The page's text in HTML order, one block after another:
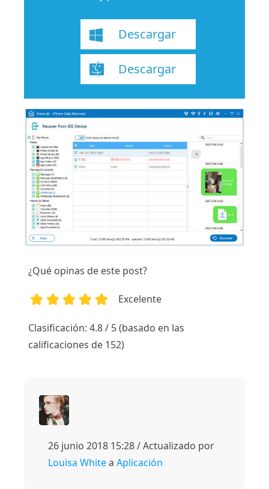
Descargar
Descargar
¿Qué opinas de este post?
Excelente
Clasificación: 4.8 / 5 (basado en las
calificaciones de 152)
26 junio 2018 15:28 / Actualizado por
Louisa Whitea Aplicación